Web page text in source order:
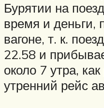
Бурятии на
время и деньги,
вагоне, т. к.
22.58 и
около 7 утра,
утренний рейс